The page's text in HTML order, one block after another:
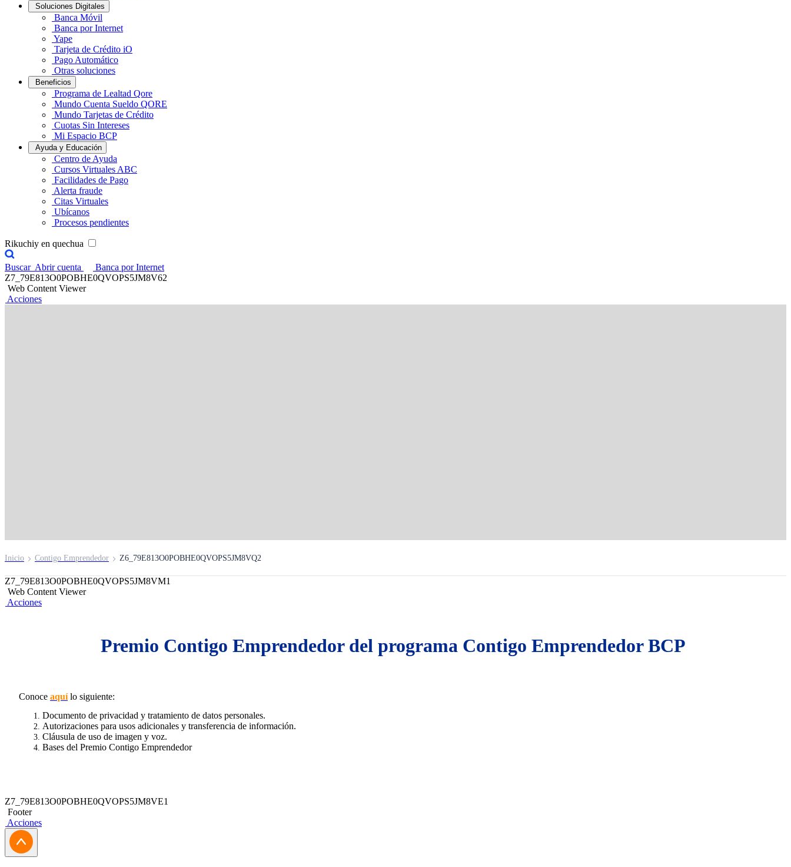
Soluciones Digitales
Banca Móvil
Banca por Internet
Yape
Tarjeta de Crédito iO
Pago Automático
Otras soluciones
Beneficios
Programa de Lealtad Qore
Mundo Cuenta Sueldo QORE
Mundo Tarjetas de Crédito
Cuotas Sin Intereses
Mi Espacio BCP
Ayuda y Educación
Centro de Ayuda
Cursos Virtuales ABC
Facilidades de Pago
Alerta fraude
Citas Virtuales
Ubícanos
Procesos pendientes
Rikuchiy en quechua
Buscar Abrir cuenta
Banca por Internet
Z7_79E813O0POBHE0QVOPS5JM8V62
Web Content Viewer
Acciones
Inicio Contigo Emprendedor Z6_79E813O0POBHE0QVOPS5JM8VQ2
Z7_79E813O0POBHE0QVOPS5JM8VM1
Web Content Viewer
Acciones
Premio Contigo Emprendedor del programa Contigo Emprendedor BCP
Conoce aquí lo siguiente:
Documento de privacidad y tratamiento de datos personales.
Autorizaciones para usos adicionales y transferencia de información.
Cláusula de uso de imagen y voz.
Bases del Premio Contigo Emprendedor
Z7_79E813O0POBHE0QVOPS5JM8VE1
Footer
Acciones